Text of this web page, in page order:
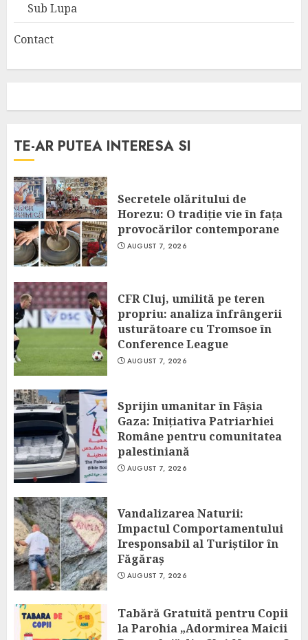
Sub Lupa
Contact
TE-AR PUTEA INTERESA SI
Secretele olăritului de
Horezu: O tradiție vie în fața
provocărilor contemporane
AUGUST 7, 2026
CFR Cluj, umilită pe teren
propriu: analiza înfrângerii
usturătoare cu Tromsoe în
Conference League
AUGUST 7, 2026
Sprijin umanitar în Fâșia
Gaza: Inițiativa Patriarhiei
Române pentru comunitatea
palestiniană
AUGUST 7, 2026
Vandalizarea Naturii:
Impactul Comportamentului
Iresponsabil al Turiștilor în
Făgăraș
AUGUST 7, 2026
Tabără Gratuită pentru Copii
la Parohia „Adormirea Maicii